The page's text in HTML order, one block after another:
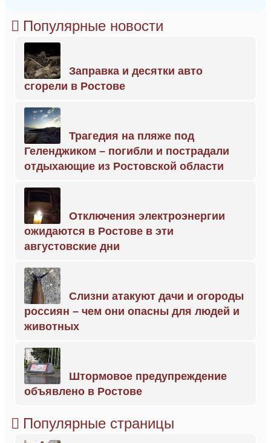
Популярные новости
Заправка и десятки авто
сгорели в Ростове
Трагедия на пляже под
Геленджиком – погибли и пострадали
отдыхающие из Ростовской области
Отключения электроэнергии
ожидаются в Ростове в эти
августовские дни
Слизни атакуют дачи и огороды
россиян – чем они опасны для людей и
животных
Штормовое предупреждение
объявлено в Ростове
Популярные страницы